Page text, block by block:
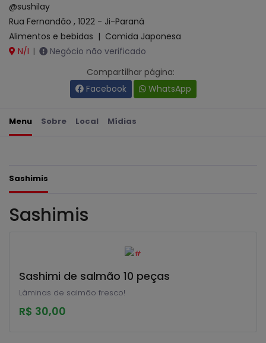
@sushilay
Rua Fernandão , 1022 - Ji-Paraná
Alimentos e bebidas | Comida Japonesa
N/I |
Negócio não verificado
Compartilhar página:
Facebook
WhatsApp
Menu Sobre Local Mídias
Sashimis
Sashimis
Sashimi de salmão 10 peças
Lâminas de salmão fresco!
R$ 30,00